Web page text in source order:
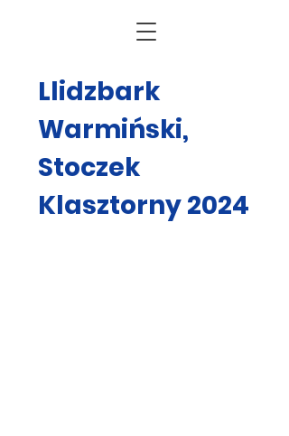
Llidzbark
Warmiński,
Stoczek
Klasztorny 2024